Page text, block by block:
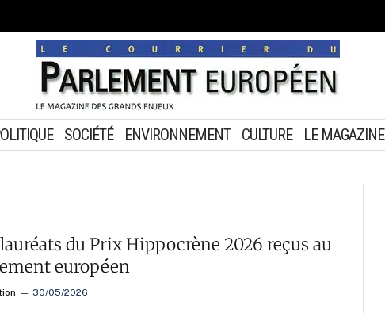
SOCIÉTÉ ENVIRONNEMENT CULTURE LE MAGAZINE
du Prix Hippocrène 2026 reçus au
européen
30/05/2026